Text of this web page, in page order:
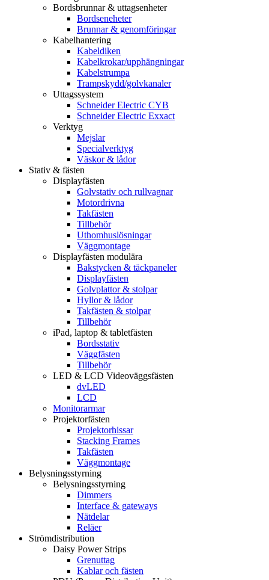
Bordsbrunnar & uttagsenheter
Bordseneheter
Brunnar & genomföringar
Kabelhantering
Kabeldiken
Kabelkrokar/upphängningar
Kabelstrumpa
Trampskydd/golvkanaler
Uttagssystem
Schneider Electric CYB
Schneider Electric Exxact
Verktyg
Mejslar
Specialverktyg
Väskor & lådor
Stativ & fästen
Displayfästen
Golvstativ och rullvagnar
Motordrivna
Takfästen
Tillbehör
Uthomhuslösningar
Väggmontage
Displayfästen modulära
Bakstycken & täckpaneler
Displayfästen
Golvplattor & stolpar
Hyllor & lådor
Takfästen & stolpar
Tillbehör
iPad, laptop & tabletfästen
Bordsstativ
Väggfästen
Tillbehör
LED & LCD Videoväggsfästen
dvLED
LCD
Monitorarmar
Projektorfästen
Projektorhissar
Stacking Frames
Takfästen
Väggmontage
Belysningsstyrning
Belysningsstyrning
Dimmers
Interface & gateways
Nätdelar
Reläer
Strömdistribution
Daisy Power Strips
Grenuttag
Kablar och fästen